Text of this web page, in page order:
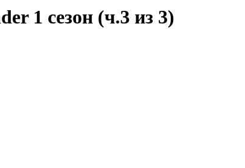
1 сезон (ч.3 из 3)